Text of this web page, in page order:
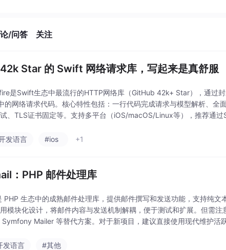
/问答 关注
Star 的 Swift 网络请求库，写起来是真舒服
是Swift生态中最流行的HTTP网络库（GitHub 42k+ Star），通过
的网络请求代码。核心特性包括：一行代码完成请求与模型解析、
、TLS证书固定等。支持多平台（iOS/macOS/Linux等），推荐通过
发语言 #ios +1
：PHP 邮件处理库
PHP 生态中的成熟邮件处理库，提供邮件撰写和发送功能，支持纯
模块化设计，将邮件内容与发送机制解耦，便于测试和扩展。但需
Mailer 等替代方案。对于新项目，建议直接使用现代维护活
发语言 #其他